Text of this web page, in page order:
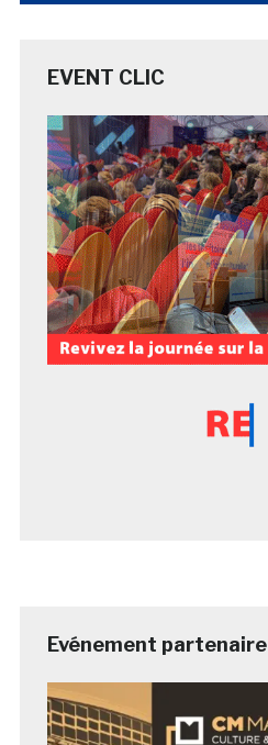
EVENT CLIC
Evénement partenaire